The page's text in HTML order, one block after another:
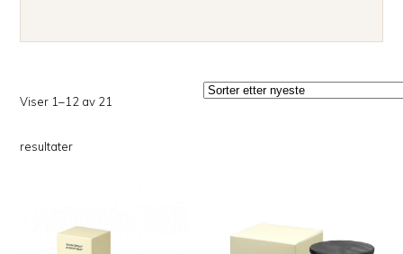
Viser 1–12 av 21
resultaterSortert
siste